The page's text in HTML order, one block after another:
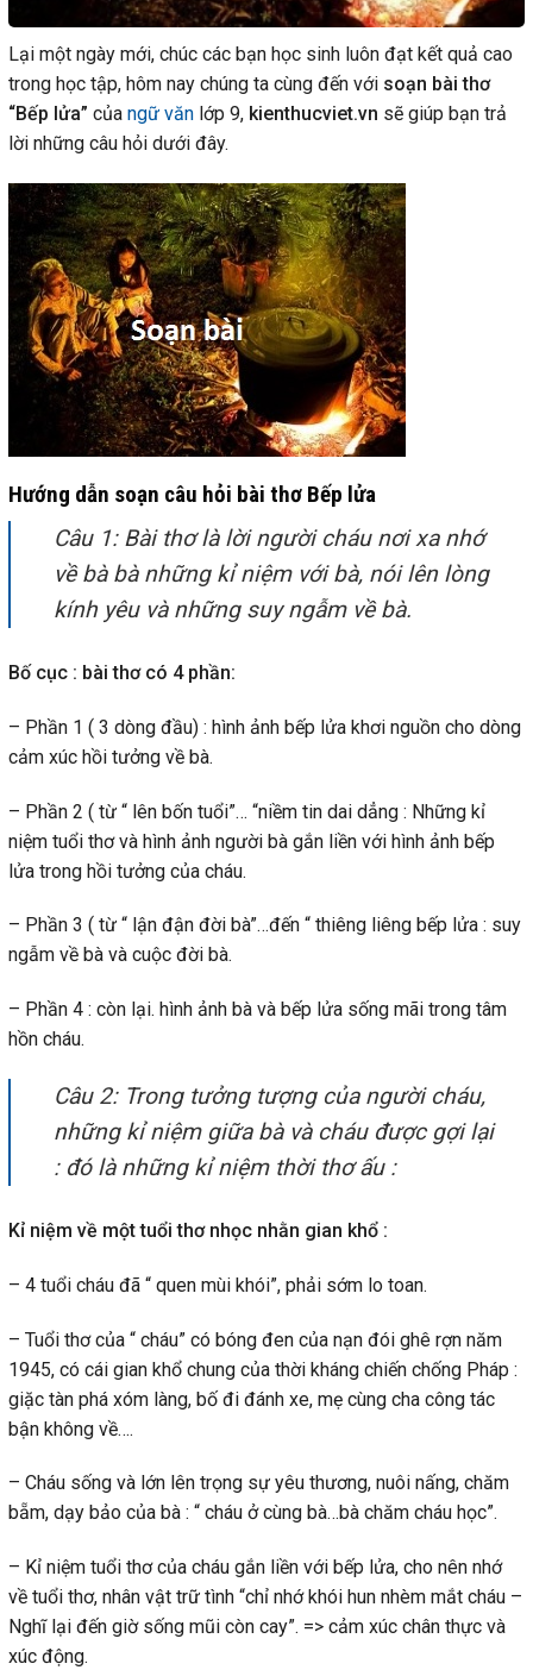
Lại một ngày mới, chúc các bạn học sinh luôn đạt kết quả cao
trong học tập, hôm nay chúng ta cùng đến với soạn bài thơ
“Bếp lửa” của ngữ văn lớp 9, kienthucviet.vn sẽ giúp bạn trả
lời những câu hỏi dưới đây.
Hướng dẫn soạn câu hỏi bài thơ Bếp lửa
Câu 1: Bài thơ là lời người cháu nơi xa nhớ
về bà bà những kỉ niệm với bà, nói lên lòng
kính yêu và những suy ngẫm về bà.
Bố cục : bài thơ có 4 phần:
– Phần 1 ( 3 dòng đầu) : hình ảnh bếp lửa khơi nguồn cho dòng
cảm xúc hồi tưởng về bà.
– Phần 2 ( từ “ lên bốn tuổi”… “niềm tin dai dẳng : Những kỉ
niệm tuổi thơ và hình ảnh người bà gắn liền với hình ảnh bếp
lửa trong hồi tưởng của cháu.
– Phần 3 ( từ “ lận đận đời bà”…đến “ thiêng liêng bếp lửa : suy
ngẫm về bà và cuộc đời bà.
– Phần 4 : còn lại. hình ảnh bà và bếp lửa sống mãi trong tâm
hồn cháu.
Câu 2: Trong tưởng tượng của người cháu,
những kỉ niệm giữa bà và cháu được gợi lại
: đó là những kỉ niệm thời thơ ấu :
Kỉ niệm về một tuổi thơ nhọc nhằn gian khổ :
– 4 tuổi cháu đã “ quen mùi khói”, phải sớm lo toan.
– Tuổi thơ của “ cháu” có bóng đen của nạn đói ghê rợn năm
1945, có cái gian khổ chung của thời kháng chiến chống Pháp :
giặc tàn phá xóm làng, bố đi đánh xe, mẹ cùng cha công tác
bận không về….
– Cháu sống và lớn lên trọng sự yêu thương, nuôi nấng, chăm
bẵm, dạy bảo của bà : “ cháu ở cùng bà…bà chăm cháu học”.
– Kỉ niệm tuổi thơ của cháu gắn liền với bếp lửa, cho nên nhớ
về tuổi thơ, nhân vật trữ tình “chỉ nhớ khói hun nhèm mắt cháu –
Nghĩ lại đến giờ sống mũi còn cay”. => cảm xúc chân thực và
xúc động.